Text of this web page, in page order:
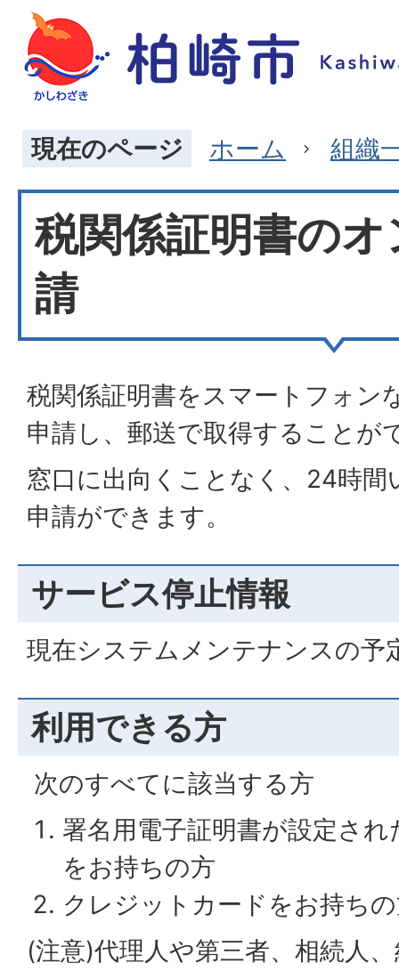
現在のページ ホーム 組織
税関係証明書の
請
税関係証明書をスマートフォン
申請し、郵送で取得することが
窓口に出向くことなく、24時
申請ができます。
サービス停止情報
現在システムメンテナンスの予
利用できる方
次のすべてに該当する方
署名用電子証明書が設定さ
をお持ちの方
クレジットカードをお持ち
(注意)代理人や第三者、相続人